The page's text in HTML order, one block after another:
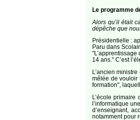
Le programme
Alors qu’il était
dépêche que
Présidentielle :
Paru dans
14 ans." C’est
L’ancien
mêlée de vouloir
formation",
L’école
l’informatique
d’enseignant,
notamment pour